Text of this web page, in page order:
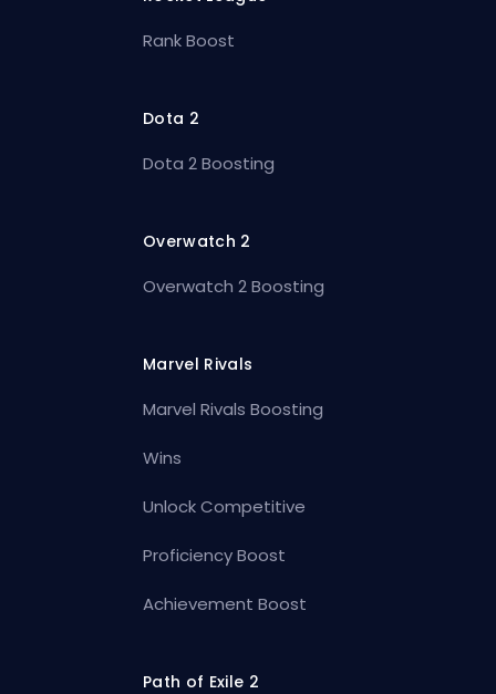
Rank Boost
Dota 2
Dota 2 Boosting
Overwatch 2
Overwatch 2 Boosting
Marvel Rivals
Marvel Rivals Boosting
Wins
Unlock Competitive
Proficiency Boost
Achievement Boost
Path of Exile 2